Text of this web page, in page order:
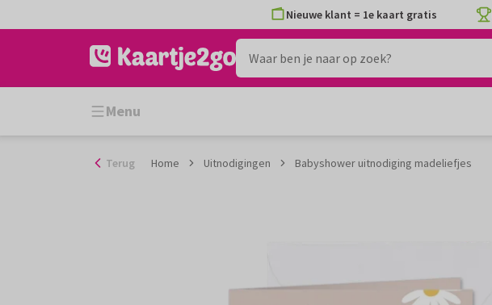
naar
Nieuwe klant = 1e kaart gratis
Menu
Terug Home Uitnodigingen Babyshower uitnodiging madeliefjes